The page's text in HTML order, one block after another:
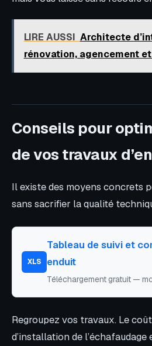
LIRE AUSSI Architecte
rénovation, agencement
Conseils pour
de vos travaux
Il existe des moyens concrets
sans sacrifier la qualité
XLS
Tableau de suivi et
enduit
Téléchargement gratuit —
Regroupez vos travaux. Le
d’installation de